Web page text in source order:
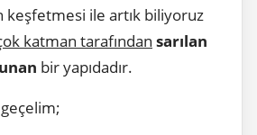
ile artık biliyoruz
katman tarafından sarılan
bir yapıdadır.